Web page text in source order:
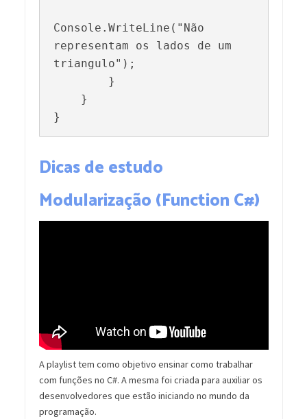
Console.WriteLine("Não
representam os lados de um
triangulo");
}
Dicas de estudo
Modularização (Function C#)
A playlist tem como objetivo ensinar como trabalhar
com funções no C#. A mesma foi criada para auxiliar os
desenvolvedores que estão iniciando no mundo da
programação.